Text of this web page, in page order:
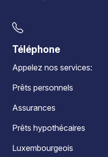
Téléphone
Appelez nos services:
Prêts personnels
Assurances
Prêts hypothécaires
Luxembourgeois